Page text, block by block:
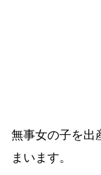
無事女の子を出
まいます。